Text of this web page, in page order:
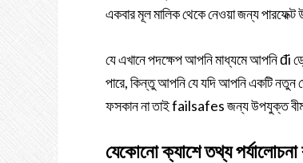
একবার মূল মালিক থেকে নেওয়া জন্য
যে এখানে পদক্ষেপ আপনি মাধ্যমে আপনি đi
পারে, কিন্তু আপনি যে যদি আপনি একটি
ফসকান না তাই failsafes জন্য উপযুক্ত
যেকোনো ক্যাশে তথ্য